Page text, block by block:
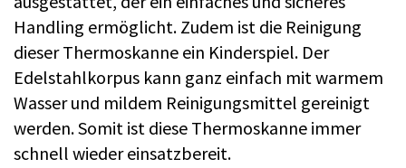
Handling ermöglicht. Zudem ist die Reinigung
dieser Thermoskanne ein Kinderspiel. Der
Edelstahlkorpus kann ganz einfach mit warmem
Wasser und mildem Reinigungsmittel gereinigt
werden. Somit ist diese Thermoskanne immer
schnell wieder einsatzbereit.